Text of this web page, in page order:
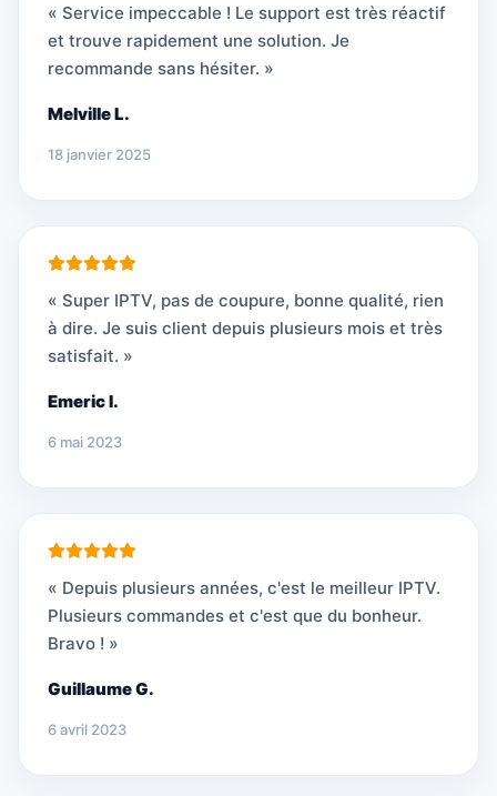
« Service impeccable ! Le support est très réactif
et trouve rapidement une solution. Je
recommande sans hésiter. »
Melville L.
18 janvier 2025
« Super IPTV, pas de coupure, bonne qualité, rien
à dire. Je suis client depuis plusieurs mois et très
satisfait. »
Emeric I.
6 mai 2023
« Depuis plusieurs années, c'est le meilleur IPTV.
Plusieurs commandes et c'est que du bonheur.
Bravo ! »
Guillaume G.
6 avril 2023